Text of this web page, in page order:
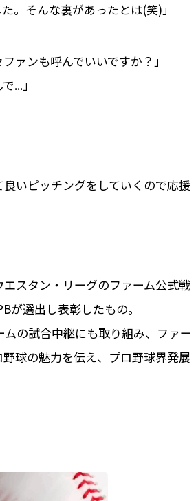
。そんな裏があったとは(笑)」
ァンも呼んでいいですか？」
...」
いピッチングをしていくので応援
スタン・リーグのファーム公式戦
選出し表彰したもの。
の試合中継にも取り組み、ファー
球の魅力を伝え、プロ野球界発展